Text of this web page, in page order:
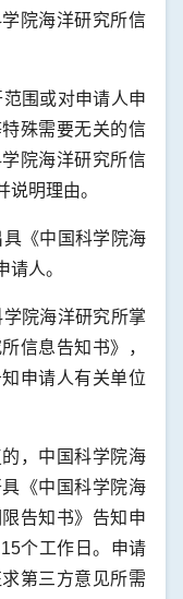
院海洋研究所信
围或对申请人申
殊需要无关的信
院海洋研究所信
说明理由。
《中国科学院海
请人。
院海洋研究所掌
信息告知书》，
申请人有关单位
，中国科学院海
《中国科学院海
告知书》告知申
个工作日。申请
第三方意见所需